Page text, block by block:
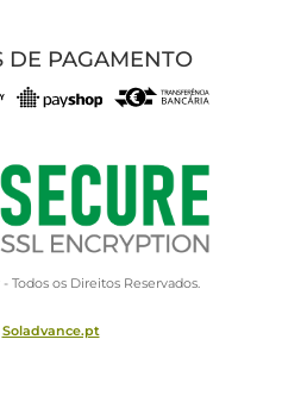
DE PAGAMENTO
Todos os Direitos Reservados.
Soladvance.pt